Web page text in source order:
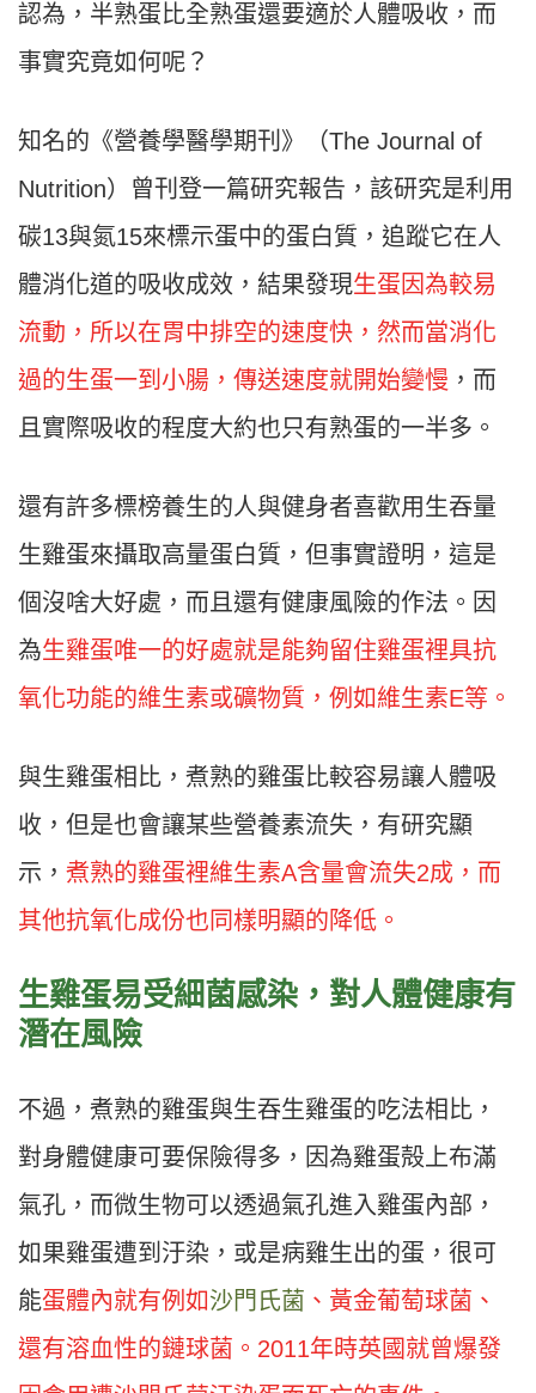
認為，半熟蛋比全熟蛋還要適於人體吸收，而
事實究竟如何呢？
知名的《營養學醫學期刊》（The Journal of
Nutrition）曾刊登一篇研究報告，該研究是利用
碳13與氮15來標示蛋中的蛋白質，追蹤它在人
體消化道的吸收成效，結果發現生蛋因為較易
流動，所以在胃中排空的速度快，然而當消化
過的生蛋一到小腸，傳送速度就開始變慢 ，而
且實際吸收的程度大約也只有熟蛋的一半多。
還有許多標榜養生的人與健身者喜歡用生吞量
生雞蛋來攝取高量蛋白質，但事實證明，這是
個沒啥大好處，而且還有健康風險的作法。因
為生雞蛋唯一的好處就是能夠留住雞蛋裡具抗
氧化功能的維生素或礦物質，例如維生素E等。
與生雞蛋相比，煮熟的雞蛋比較容易讓人體吸
收，但是也會讓某些營養素流失，有研究顯
示， 煮熟的雞蛋裡維生素A含量會流失2成，而
其他抗氧化成份也同樣明顯的降低。
生雞蛋易受細菌感染，對人體健康有
潛在風險
不過，煮熟的雞蛋與生吞生雞蛋的吃法相比，
對身體健康可要保險得多，因為雞蛋殻上布滿
氣孔，而微生物可以透過氣孔進入雞蛋內部，
如果雞蛋遭到汙染，或是病雞生出的蛋，很可
能蛋體內就有例如沙門氏菌 、黃金葡萄球菌、
還有溶血性的鏈球菌。2011年時英國就曾爆發